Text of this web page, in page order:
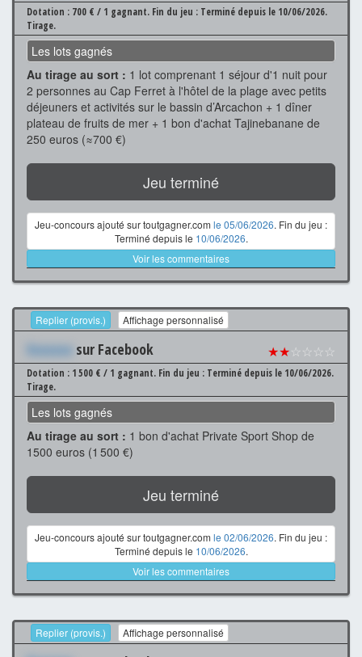
Dotation : 700 € / 1 gagnant. Fin du jeu : Terminé depuis le 10/06/2026.
Tirage.
Les lots gagnés
Au tirage au sort : 1 lot comprenant 1 séjour d'1 nuit pour
2 personnes au Cap Ferret à l'hôtel de la plage avec petits
déjeuners et activités sur le bassin d’Arcachon + 1 dîner
plateau de fruits de mer + 1 bon d'achat Tajinebanane de
250 euros (≈700 €)
Jeu terminé
Jeu-concours ajouté sur toutgagner.com le 05/06/2026. Fin du jeu :
Terminé depuis le 10/06/2026.
Voir les commentaires
Replier (provis.) Affichage personnalisé
Xxxxxxx sur Facebook ★★☆☆☆☆
Dotation : 1 500 € / 1 gagnant. Fin du jeu : Terminé depuis le 10/06/2026.
Tirage.
Les lots gagnés
Au tirage au sort : 1 bon d'achat Private Sport Shop de
1500 euros (1 500 €)
Jeu terminé
Jeu-concours ajouté sur toutgagner.com le 02/06/2026. Fin du jeu :
Terminé depuis le 10/06/2026.
Voir les commentaires
Replier (provis.) Affichage personnalisé